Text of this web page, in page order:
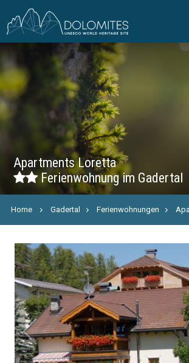
Apartments Loretta
Ferienwohnung im Gadertal
Home Gadertal Ferienwohnungen